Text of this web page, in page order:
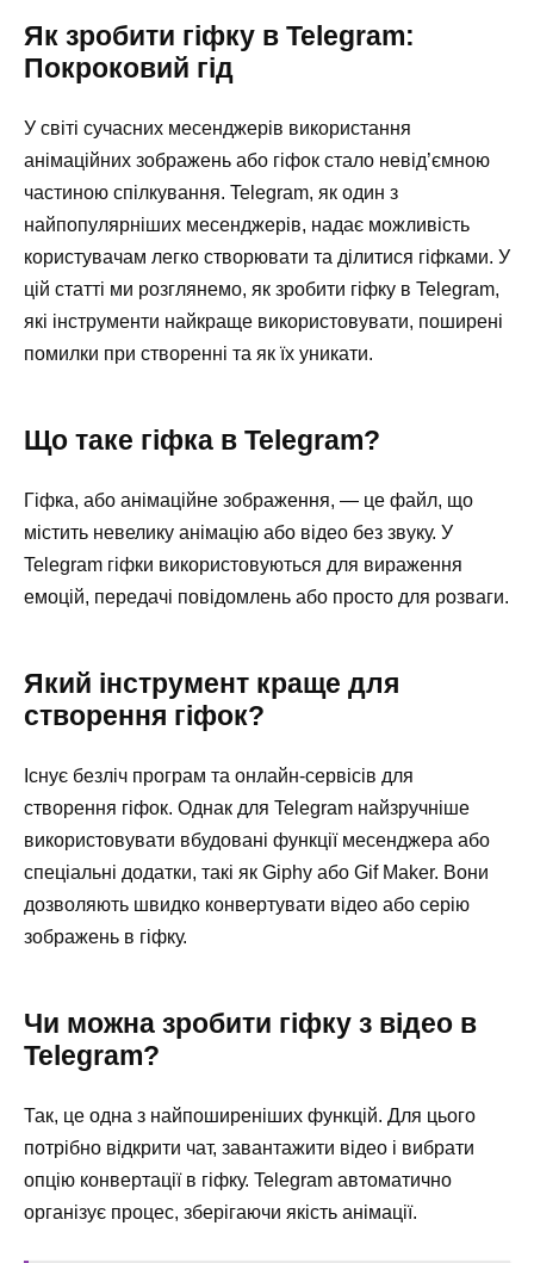
Як зробити гіфку в Telegram:
Покроковий гід
У світі сучасних месенджерів використання
анімаційних зображень або гіфок стало невід’ємною
частиною спілкування. Telegram, як один з
найпопулярніших месенджерів, надає можливість
користувачам легко створювати та ділитися гіфками. У
цій статті ми розглянемо, як зробити гіфку в Telegram,
які інструменти найкраще використовувати, поширені
помилки при створенні та як їх уникати.
Що таке гіфка в Telegram?
Гіфка, або анімаційне зображення, — це файл, що
містить невелику анімацію або відео без звуку. У
Telegram гіфки використовуються для вираження
емоцій, передачі повідомлень або просто для розваги.
Який інструмент краще для
створення гіфок?
Існує безліч програм та онлайн-сервісів для
створення гіфок. Однак для Telegram найзручніше
використовувати вбудовані функції месенджера або
спеціальні додатки, такі як Giphy або Gif Maker. Вони
дозволяють швидко конвертувати відео або серію
зображень в гіфку.
Чи можна зробити гіфку з відео в
Telegram?
Так, це одна з найпоширеніших функцій. Для цього
потрібно відкрити чат, завантажити відео і вибрати
опцію конвертації в гіфку. Telegram автоматично
організує процес, зберігаючи якість анімації.